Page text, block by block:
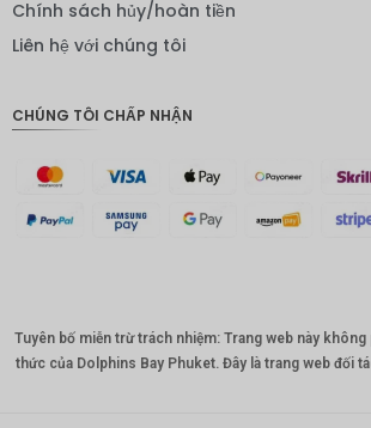
IDR
CHF
CAD
Nhân
dân tệ
Chính sách hủy/hoàn tiền
Liên hệ với chúng tôi
CHÚNG TÔI CHẤP NHẬN
Tuyên bố miễn trừ trách nhiệm: Trang web này
thức của Dolphins Bay Phuket. Đây là trang web đối